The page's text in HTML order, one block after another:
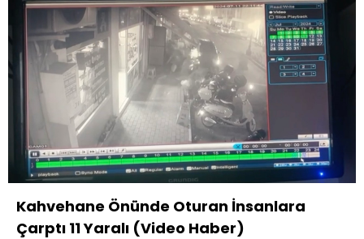
Kahvehane Önünde Oturan İnsanlara
Çarptı 11 Yaralı (Video Haber)